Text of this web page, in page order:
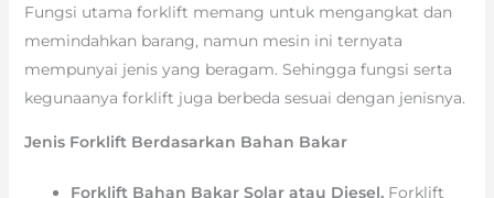
Fungsi utama forklift memang untuk mengangkat dan
memindahkan barang, namun mesin ini ternyata
mempunyai jenis yang beragam. Sehingga fungsi serta
kegunaanya forklift juga berbeda sesuai dengan jenisnya.
Jenis Forklift Berdasarkan Bahan Bakar
Forklift Bahan Bakar Solar atau Diesel. Forklift